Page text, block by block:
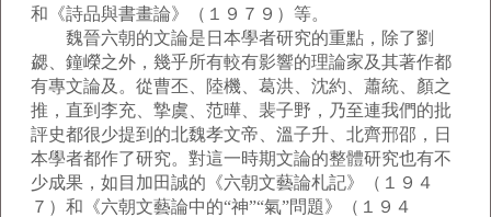
和《詩品與書畫論》（１９７９）等。
魏晉六朝的文論是日本學者研究的重點，除了劉
勰、鐘嶸之外，幾乎所有較有影響的理論家及其著作都
有專文論及。從曹丕、陸機、葛洪、沈約、蕭統、顏之
推，直到李充、摯虞、范曄、裴子野，乃至連我們的批
評史都很少提到的北魏孝文帝、溫子升、北齊邢邵，日
本學者都作了研究。對這一時期文論的整體研究也有不
少成果，如目加田誠的《六朝文藝論札記》（１９４
７）和《六朝文藝論中的“神”“氣”問題》（１９４